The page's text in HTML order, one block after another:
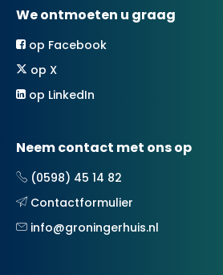
We ontmoeten u graag
op Facebook
op X
op LinkedIn
Neem contact met ons op
(0598) 45 14 82
Contactformulier
info@groningerhuis.nl